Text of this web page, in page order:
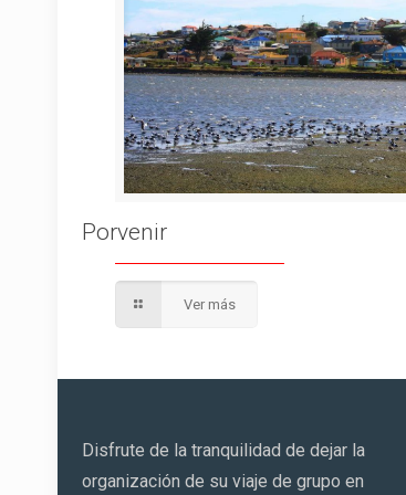
Porvenir
Ver más
Disfrute de la tranquilidad de dejar la
organización de su viaje de grupo en